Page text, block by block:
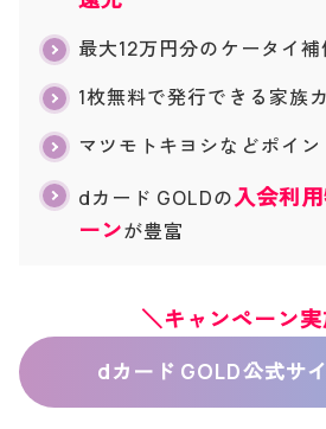
最大12万円分のケータイ補
1枚無料で発行できる家族
マツモトキヨシなどポイ
dカード GOLDの入会利
ーンが豊富
＼キャンペーン
dカード GOLD公式サ